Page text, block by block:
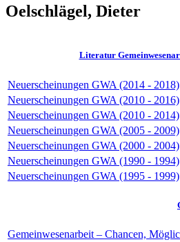
Oelschlägel, Dieter
Literatur
Neuerscheinungen GWA (2014 - 2018)
Neuerscheinungen GWA (2010 - 2016)
Neuerscheinungen GWA (2010 - 2014)
Neuerscheinungen GWA (2005 - 2009)
Neuerscheinungen GWA (2000 - 2004)
Neuerscheinungen GWA (1990 - 1994)
Neuerscheinungen GWA (1995 - 1999)
Gemeinwesenarbeit – Chancen,